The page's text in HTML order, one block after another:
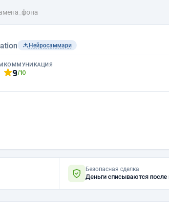
Нейросаммари
КОММУНИКАЦИЯ
9/10
Безопасная сделка
Деньги списываются после